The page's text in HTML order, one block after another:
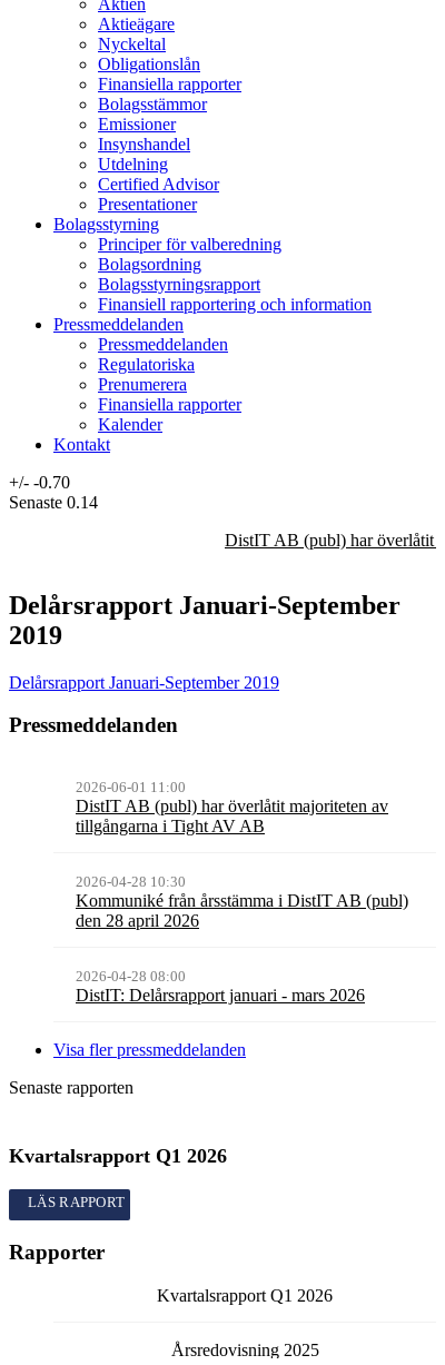
Aktieägare
Nyckeltal
Obligationslån
Finansiella rapporter
Bolagsstämmor
Emissioner
Insynshandel
Utdelning
Certified Advisor
Presentationer
Bolagsstyrning
Principer för valberedning
Bolagsordning
Bolagsstyrningsrapport
Finansiell rapportering och information
Pressmeddelanden
Pressmeddelanden
Regulatoriska
Prenumerera
Finansiella rapporter
Kalender
Kontakt
+/- -0.70
Senaste 0.14
DistIT AB (publ) har överlåtit
Delårsrapport Januari-September
2019
Delårsrapport Januari-September 2019
Pressmeddelanden
2026-06-01 11:00
DistIT AB (publ) har överlåtit majoriteten av
tillgångarna i Tight AV AB
2026-04-28 10:30
Kommuniké från årsstämma i DistIT AB (publ)
den 28 april 2026
2026-04-28 08:00
DistIT: Delårsrapport januari - mars 2026
Visa fler pressmeddelanden
Senaste rapporten
Kvartalsrapport Q1 2026
Kvartalsrapport
Rapporter
Kvartalsrapport Q1 2026
Årsredovisning 2025